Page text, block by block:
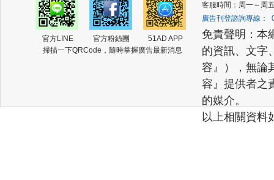
官方LINE 官方粉絲團
51AD APP
掃描一下QRCode，隨時掌握廣告最新消息
客服時間：周一～周
廣告刊登諮詢專線
免責聲明：本
的資訊、文字
容』），無論
容』提供者之
的媒介。
以上相關資料